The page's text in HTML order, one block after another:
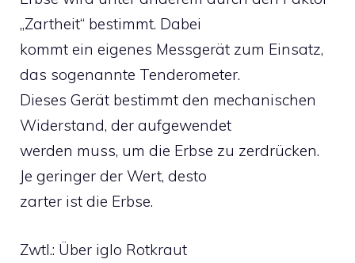
„Zartheit“ bestimmt. Dabei
kommt ein eigenes Messgerät zum Einsatz,
das sogenannte Tenderometer.
Dieses Gerät bestimmt den mechanischen
Widerstand, der aufgewendet
werden muss, um die Erbse zu zerdrücken.
Je geringer der Wert, desto
zarter ist die Erbse.
Zwtl.: Über iglo Rotkraut